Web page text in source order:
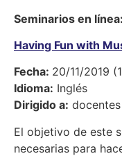
Seminarios en línea:
Having Fun with
Fecha: 20/11/2019
Idioma: Inglés
Dirigido a:
El objetivo de este
necesarias para